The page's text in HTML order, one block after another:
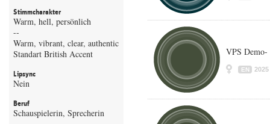
Stimmcharakter
Warm, hell, persönlich
--
Warm, vibrant, clear, authentic
Standart British Accent
Lipsync
Nein
Beruf
Schauspielerin, Sprecherin
VPS
EN 2025